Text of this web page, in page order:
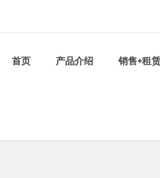
首页 产品介绍 销售+租赁